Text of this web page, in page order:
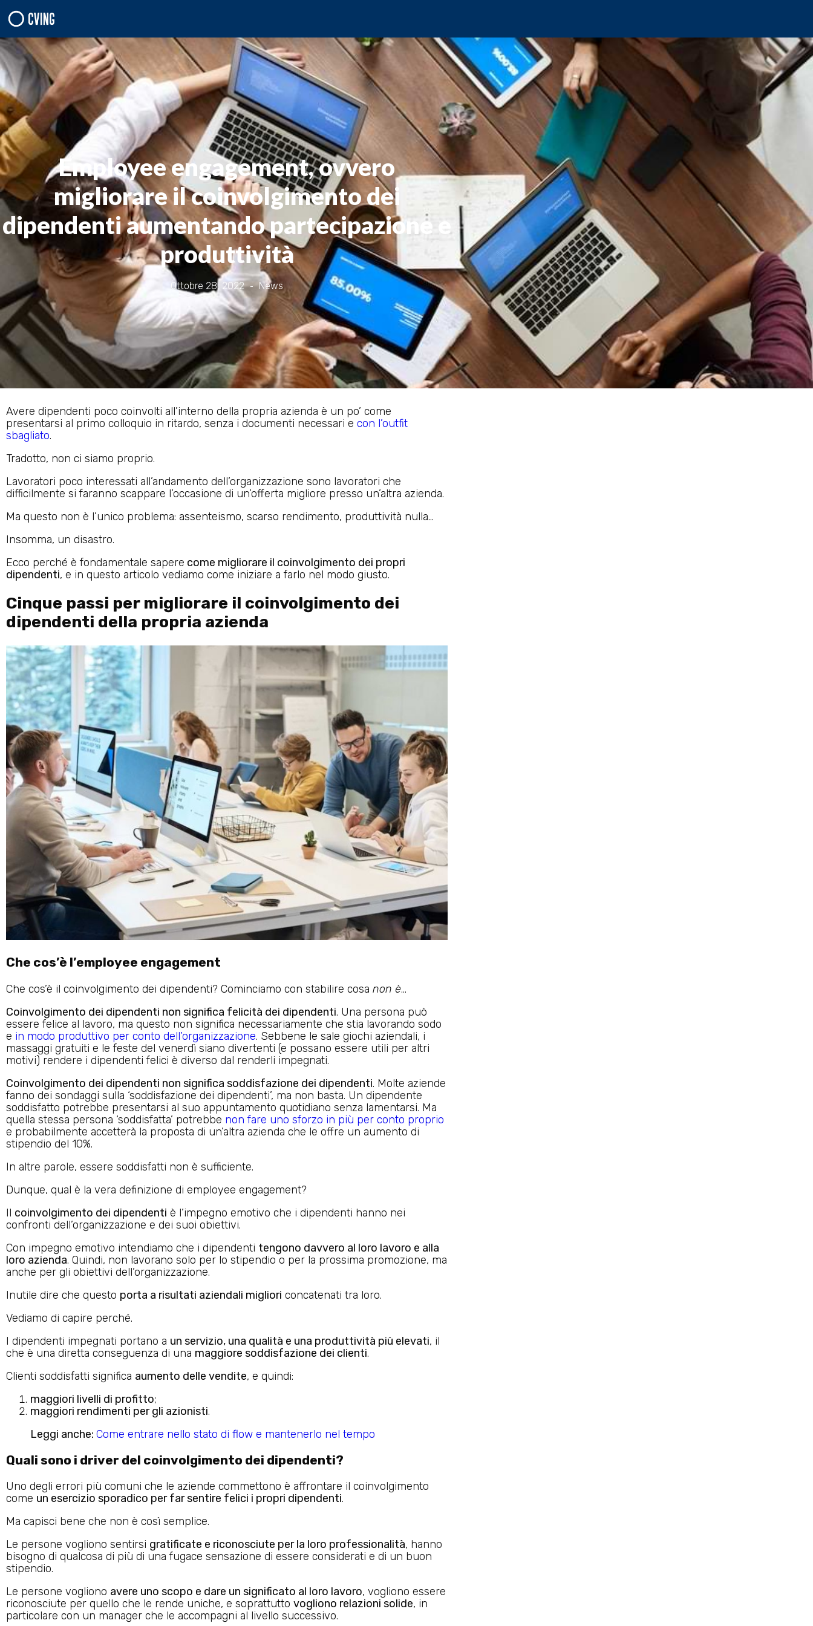
Employee engagement, ovvero
migliorare il coinvolgimento dei
dipendenti aumentando partecipazione e
produttività
Ottobre 28, 2022 News
Avere dipendenti poco coinvolti all’interno della propria azienda è un po’ come
presentarsi al primo colloquio in ritardo, senza i documenti necessari e con l’outfit
sbagliato.
Tradotto, non ci siamo proprio.
Lavoratori poco interessati all’andamento dell’organizzazione sono lavoratori che
difficilmente si faranno scappare l’occasione di un’offerta migliore presso un’altra azienda.
Ma questo non è l’unico problema: assenteismo, scarso rendimento, produttività nulla…
Insomma, un disastro.
Ecco perché è fondamentale sapere come migliorare il coinvolgimento dei propri
dipendenti, e in questo articolo vediamo come iniziare a farlo nel modo giusto.
Cinque passi per migliorare il coinvolgimento dei
dipendenti della propria azienda
Che cos’è l’employee engagement
Che cos’è il coinvolgimento dei dipendenti? Cominciamo con stabilire cosa non è…
Coinvolgimento dei dipendenti non significa felicità dei dipendenti. Una persona può
essere felice al lavoro, ma questo non significa necessariamente che stia lavorando sodo
e in modo produttivo per conto dell’organizzazione. Sebbene le sale giochi aziendali, i
massaggi gratuiti e le feste del venerdì siano divertenti (e possano essere utili per altri
motivi) rendere i dipendenti felici è diverso dal renderli impegnati.
Coinvolgimento dei dipendenti non significa soddisfazione dei dipendenti. Molte aziende
fanno dei sondaggi sulla ‘soddisfazione dei dipendenti’, ma non basta. Un dipendente
soddisfatto potrebbe presentarsi al suo appuntamento quotidiano senza lamentarsi. Ma
quella stessa persona ‘soddisfatta’ potrebbe non fare uno sforzo in più per conto proprio
e probabilmente accetterà la proposta di un’altra azienda che le offre un aumento di
stipendio del 10%.
In altre parole, essere soddisfatti non è sufficiente.
Dunque, qual è la vera definizione di employee engagement?
Il coinvolgimento dei dipendenti è l’impegno emotivo che i dipendenti hanno nei
confronti dell’organizzazione e dei suoi obiettivi.
Con impegno emotivo intendiamo che i dipendenti tengono davvero al loro lavoro e alla
loro azienda. Quindi, non lavorano solo per lo stipendio o per la prossima promozione, ma
anche per gli obiettivi dell’organizzazione.
Inutile dire che questo porta a risultati aziendali migliori concatenati tra loro.
Vediamo di capire perché.
I dipendenti impegnati portano a un servizio, una qualità e una produttività più elevati, il
che è una diretta conseguenza di una maggiore soddisfazione dei clienti.
Clienti soddisfatti significa aumento delle vendite, e quindi:
maggiori livelli di profitto;
maggiori rendimenti per gli azionisti.
Leggi anche: Come entrare nello stato di flow e mantenerlo nel tempo
Quali sono i driver del coinvolgimento dei dipendenti?
Uno degli errori più comuni che le aziende commettono è affrontare il coinvolgimento
come un esercizio sporadico per far sentire felici i propri dipendenti.
Ma capisci bene che non è così semplice.
Le persone vogliono sentirsi gratificate e riconosciute per la loro professionalità, hanno
bisogno di qualcosa di più di una fugace sensazione di essere considerati e di un buon
stipendio.
Le persone vogliono avere uno scopo e dare un significato al loro lavoro, vogliono essere
riconosciute per quello che le rende uniche, e soprattutto vogliono relazioni solide, in
particolare con un manager che le accompagni al livello successivo.